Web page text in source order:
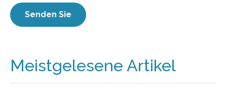
Meistgelesene Artikel